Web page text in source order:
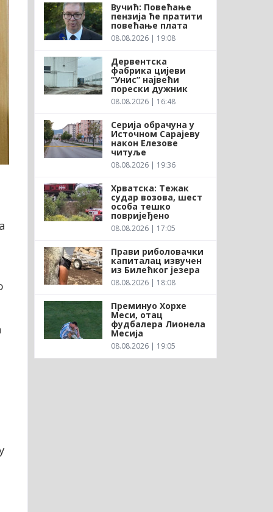
Вучић: Повећање
пензија ће пратити
повећање плата
08.08.2026 | 19:08
Дервентска
фабрика цијеви
“Унис” највећи
порески дужник
08.08.2026 | 16:48
Серија обрачуна у
Источном Сарајеву
након Елезове
читуље
08.08.2026 | 19:36
Хрватска: Тежак
судар возова, шест
особа тешко
повријеђено
08.08.2026 | 17:05
Прави риболовачки
капиталац извучен
из Билећког језера
08.08.2026 | 18:08
Преминуо Хорхе
Меси, отац
фудбалера Лионела
Месија
08.08.2026 | 19:05